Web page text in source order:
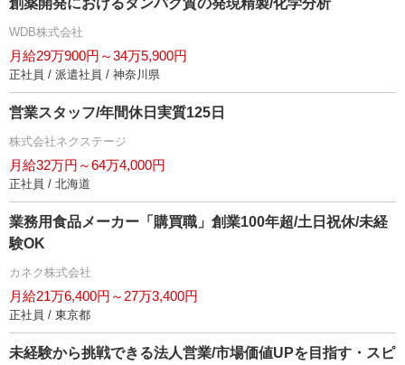
WDB株式会社
月給29万900円～34万5,900円
正社員 / 派遣社員 / 神奈川県
営業スタッフ/年間休日実質125日
株式会社ネクステージ
月給32万円～64万4,000円
正社員 / 北海道
業務用食品メーカー「購買職」創業100年超/土日祝休/未経
験OK
カネク株式会社
月給21万6,400円～27万3,400円
正社員 / 東京都
未経験から挑戦できる法人営業/市場価値UPを目指す・スピ